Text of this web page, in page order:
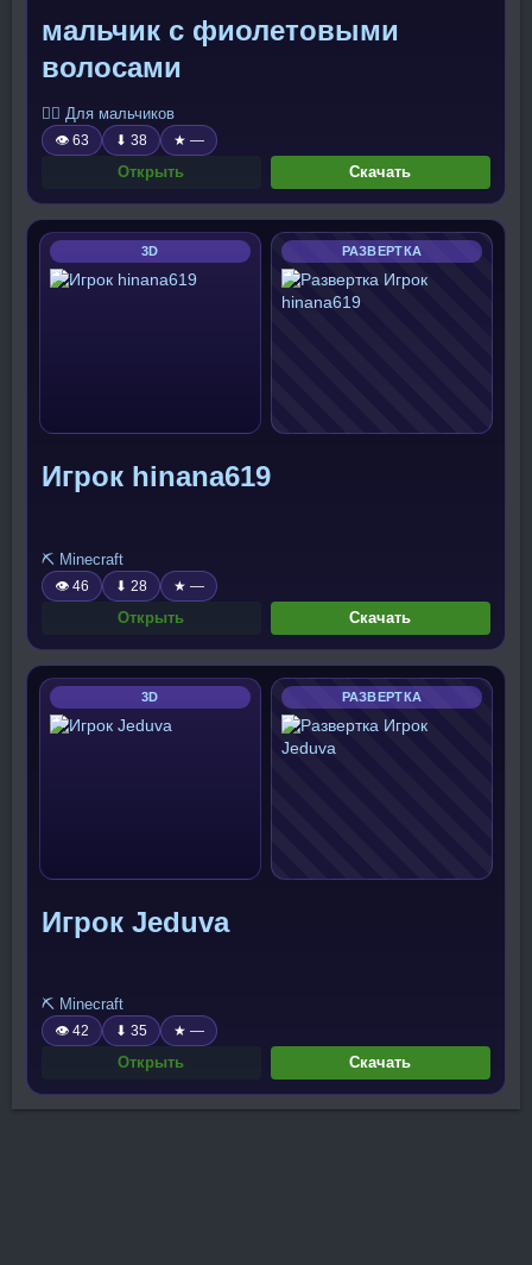
мальчик с фиолетовыми
волосами
🧍‍♂️ Для мальчиков
👁 63 ⬇ 38 ★ —
Открыть Скачать
3D РАЗВЕРТКА
Игрок hinana619
⛏️ Minecraft
👁 46 ⬇ 28 ★ —
Открыть Скачать
3D РАЗВЕРТКА
Игрок Jeduva
⛏️ Minecraft
👁 42 ⬇ 35 ★ —
Открыть Скачать